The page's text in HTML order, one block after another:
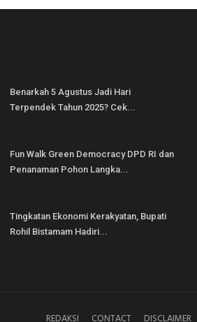
Benarkah 5 Agustus Jadi Hari
Terpendek Tahun 2025? Cek...
Fun Walk Green Democracy DPD RI dan
Penanaman Pohon Langka...
Tingkatan Ekonomi Kerakyatan, Bupati
Rohil Bistamam Hadiri...